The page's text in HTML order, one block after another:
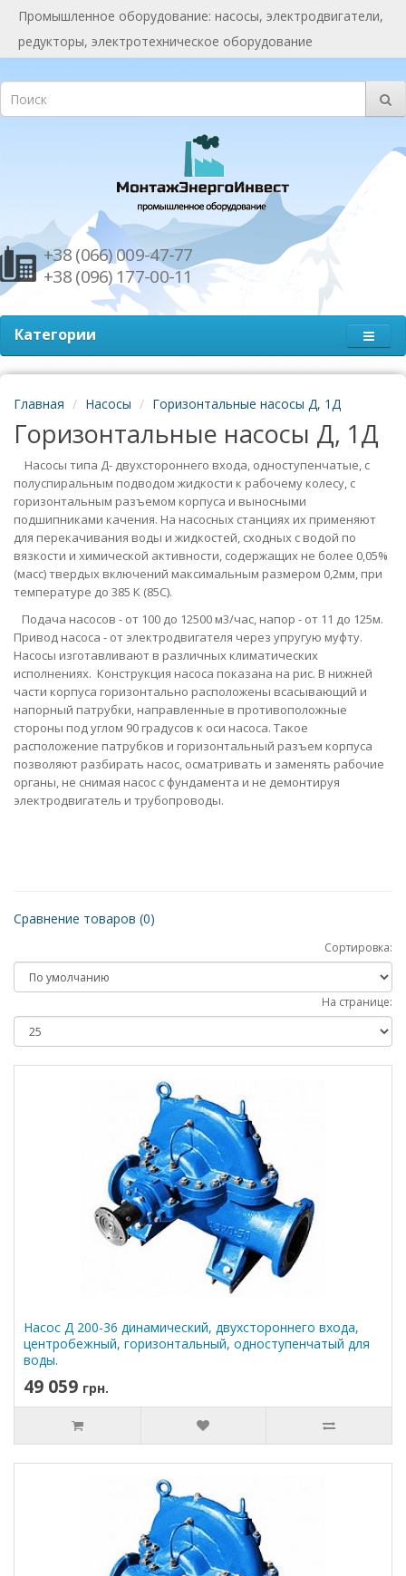
Промышленное оборудование: насосы, электродвигатели,
редукторы, электротехническое оборудование
+38 (066) 009-47-77
+38 (096) 177-00-11
Категории
Главная Насосы Горизонтальные насосы Д, 1Д
Горизонтальные насосы Д, 1Д
Насосы типа Д- двухстороннего входа, одноступенчатые, с
полуспиральным подводом жидкости к рабочему колесу, с
горизонтальным разъемом корпуса и выносными
подшипниками качения. На насосных станциях их применяют
для перекачивания воды и жидкостей, сходных с водой по
вязкости и химической активности, содержащих не более 0,05%
(масс) твердых включений максимальным размером 0,2мм, при
температуре до 385 К (85С).
Подача насосов - от 100 до 12500 м3/час, напор - от 11 до 125м.
Привод насоса - от электродвигателя через упругую муфту.
Насосы изготавливают в различных климатических
исполнениях. Конструкция насоса показана на рис. В нижней
части корпуса горизонтально расположены всасывающий и
напорный патрубки, направленные в противоположные
стороны под углом 90 градусов к оси насоса. Такое
расположение патрубков и горизонтальный разъем корпуса
позволяют разбирать насос, осматривать и заменять рабочие
органы, не снимая насос с фундамента и не демонтируя
электродвигатель и трубопроводы.
Сравнение товаров (0)
Сортировка:
На странице:
Насос Д 200-36 динамический, двухстороннего входа,
центробежный, горизонтальный, одноступенчатый для
воды.
49 059 грн.